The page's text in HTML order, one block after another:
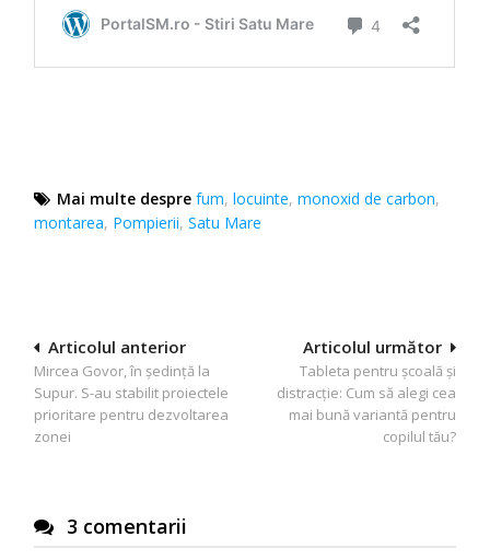
Mai multe despre fum,locuinte,monoxid de carbon,
montarea, Pompierii,Satu Mare
Navigare
în
articole
Articolul următor
Tableta pentru școală și
distracție: Cum să alegi cea
mai bună variantă pentru
copilul tău?
Articolul anterior
Mircea Govor, în ședință la
Supur. S-au stabilit proiectele
prioritare pentru dezvoltarea
zonei
3 comentarii